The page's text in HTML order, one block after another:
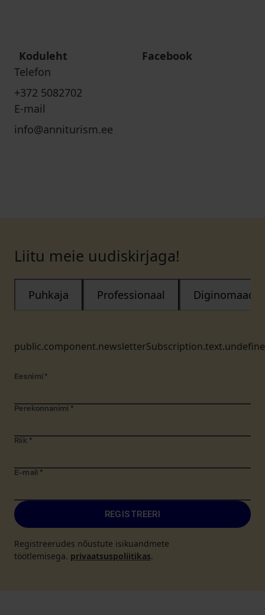
Koduleht
Facebook
Telefon
+372 5082702
E-mail
info@anniturism.ee
Liitu meie uudiskirjaga!
Puhkaja Professionaal Diginomaad
Eesnimi *
Perekonnanimi *
Riik *
E-mail *
REGISTREERI
Registreerudes nõustute isikuandmete
töötlemisega. privaatsuspoliitikas.